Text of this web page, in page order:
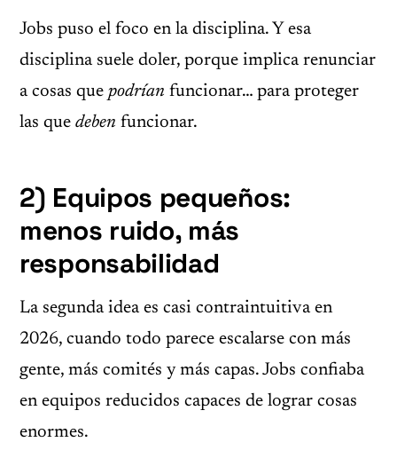
Jobs puso el foco en la disciplina. Y esa
disciplina suele doler, porque implica renunciar
a cosas que podrían funcionar… para proteger
las que deben funcionar.
2) Equipos pequeños:
menos ruido, más
responsabilidad
La segunda idea es casi contraintuitiva en
2026, cuando todo parece escalarse con más
gente, más comités y más capas. Jobs confiaba
en equipos reducidos capaces de lograr cosas
enormes.